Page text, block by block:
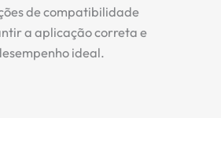
de compatibilidade
a aplicação correta e
ideal.